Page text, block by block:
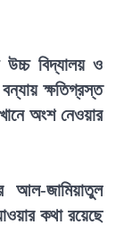
উচ্চ বিদ্যালয় ও
ক্ষতিগ্রস্ত
অংশ নেওয়ার
আল-জামিয়াতুল
কথা রয়েছে